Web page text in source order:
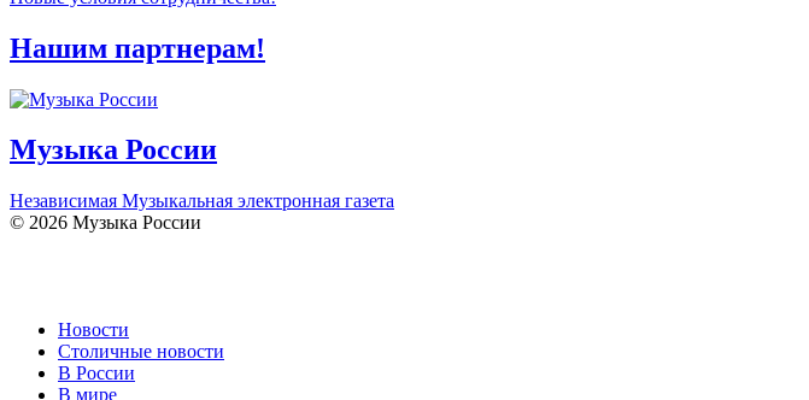
Нашим партнерам!
Музыка России
Независимая Музыкальная электронная газета
© 2026 Музыка России
Новости
Столичные новости
В России
В мире